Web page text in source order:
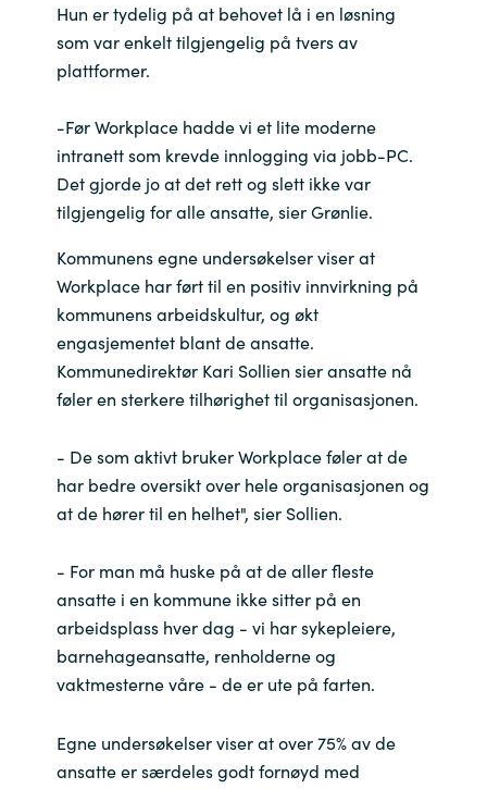
Poland
Qatar
Romania
Serbia
Slovenia
Singapore
Spain
Sri Lanka
Sweden
Switzerland
Ukraine
United Kingdom
United States
Hun er tydelig på at behovet lå i en løsning
som var enkelt tilgjengelig på tvers av
plattformer.
-Før Workplace hadde vi et lite moderne
intranett som krevde innlogging via jobb-PC.
Det gjorde jo at det rett og slett ikke var
tilgjengelig for alle ansatte, sier Grønlie.
Kommunens egne undersøkelser viser at
Workplace har ført til en positiv innvirkning på
kommunens arbeidskultur, og økt
engasjementet blant de ansatte.
Kommunedirektør Kari Sollien sier ansatte nå
føler en sterkere tilhørighet til organisasjonen.
- De som aktivt bruker Workplace føler at de
har bedre oversikt over hele organisasjonen og
at de hører til en helhet", sier Sollien.
- For man må huske på at de aller fleste
ansatte i en kommune ikke sitter på en
arbeidsplass hver dag - vi har sykepleiere,
barnehageansatte, renholderne og
vaktmesterne våre - de er ute på farten.
Egne undersøkelser viser at over 75% av de
ansatte er særdeles godt fornøyd med